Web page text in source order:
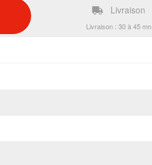
Livraison
Livraison : 30 à 45 mn